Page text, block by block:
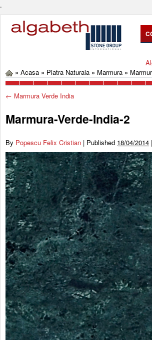
.
» Acasa » Piatra Naturala » Marmura »
← Marmura Verde India
Marmura-Verde-India-2
By Popescu Felix Cristian | Published 18/04/2014 |